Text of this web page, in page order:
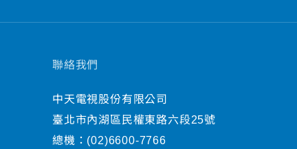
聯絡我們
中天電視股份有限公司
臺北市內湖區民權東路六段25號
總機： (02)6600-7766